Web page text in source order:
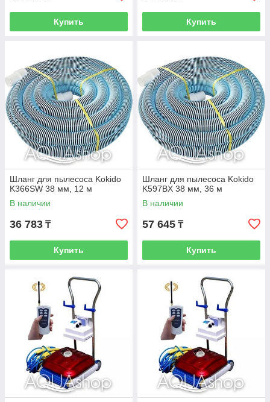
Купить Купить
Шланг для пылесоса Kokido
K366SW 38 мм, 12 м
В наличии
36 783 ₸
Купить
Шланг для пылесоса Kokido
K597BX 38 мм, 36 м
В наличии
57 645 ₸
Купить